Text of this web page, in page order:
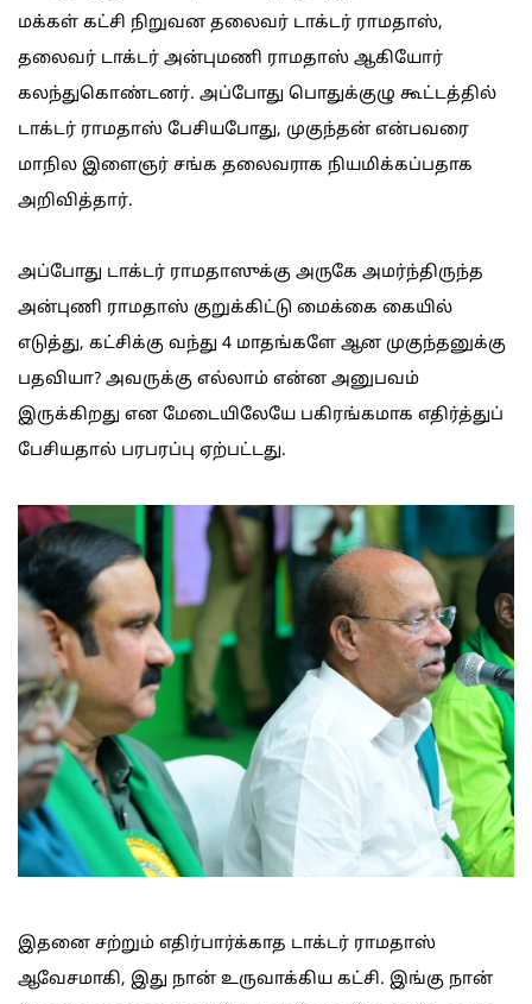
மக்கள் கட்சி நிறுவன தலைவர் டாக்டர் ராமதாஸ்,
தலைவர் டாக்டர் அன்புமணி ராமதாஸ் ஆகியோர்
கலந்துகொண்டனர். அப்போது பொதுக்குழு கூட்டத்தில்
டாக்டர் ராமதாஸ் பேசியபோது, முகுந்தன் என்பவரை
மாநில இளைஞர் சங்க தலைவராக நியமிக்கப்பதாக
அறிவித்தார்.
அப்போது டாக்டர் ராமதாஸுக்கு அருகே அமர்ந்திருந்த
அன்புணி ராமதாஸ் குறுக்கிட்டு மைக்கை கையில்
எடுத்து, கட்சிக்கு வந்து 4 மாதங்களே ஆன முகுந்தனுக்கு
பதவியா? அவருக்கு எல்லாம் என்ன அனுபவம்
இருக்கிறது என மேடையிலேயே பகிரங்கமாக எதிர்த்துப்
பேசியதால் பரபரப்பு ஏற்பட்டது.
இதனை சற்றும் எதிர்பார்க்காத டாக்டர் ராமதாஸ்
ஆவேசமாகி, இது நான் உருவாக்கிய கட்சி. இங்கு நான்